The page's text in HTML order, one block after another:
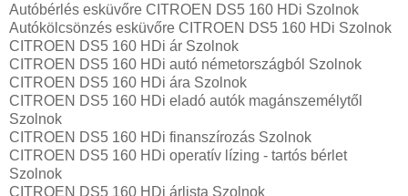
Autóbérlés esküvőre CITROEN DS5 160 HDi Szolnok
Autókölcsönzés esküvőre CITROEN DS5 160 HDi Szolnok
CITROEN DS5 160 HDi ár Szolnok
CITROEN DS5 160 HDi autó németországból Szolnok
CITROEN DS5 160 HDi ára Szolnok
CITROEN DS5 160 HDi eladó autók magánszemélytől
Szolnok
CITROEN DS5 160 HDi finanszírozás Szolnok
CITROEN DS5 160 HDi operatív lízing - tartós bérlet
Szolnok
CITROEN DS5 160 HDi árlista Szolnok